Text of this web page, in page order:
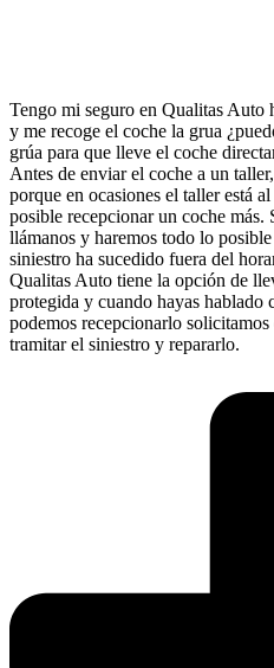
Tengo mi seguro en Qualitas Auto
y me recoge el coche la grua
grúa para que lleve el coche
Antes de enviar el coche a un
porque en ocasiones el taller está
posible recepcionar un coche más.
llámanos y haremos todo lo
siniestro ha sucedido fuera del
Qualitas Auto tiene la opción de
protegida y cuando hayas hablado
podemos recepcionarlo
tramitar el siniestro y repararlo.